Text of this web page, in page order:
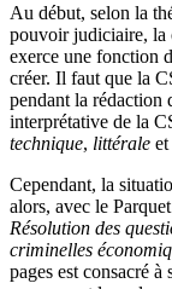
Au début, selon la
pouvoir judiciaire, la
exerce une fonction
créer. Il faut que la
pendant la rédaction
interprétative de la
technique, littérale et
Cependant, la
alors, avec le
Résolution des
criminelles
pages est consacré à